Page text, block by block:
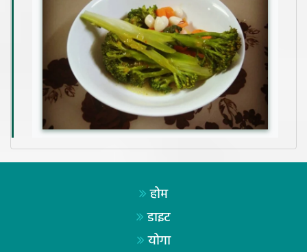
होम
डाइट
योगा